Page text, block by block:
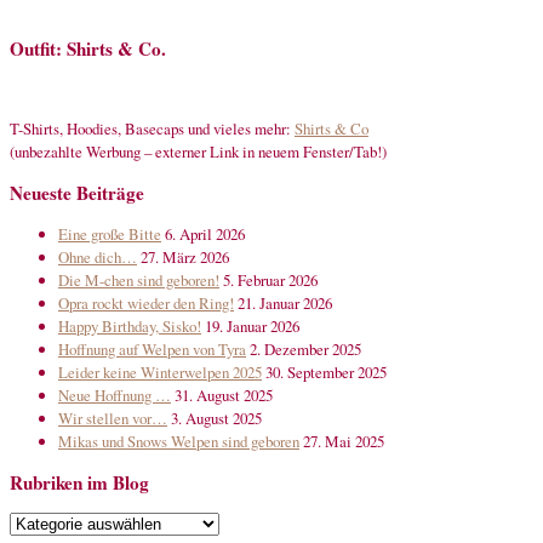
Outfit: Shirts & Co.
T-Shirts, Hoodies, Basecaps und vieles mehr: Shirts & Co
(unbezahlte Werbung – externer Link in neuem Fenster/Tab!)
Neueste Beiträge
Eine große Bitte 6. April 2026
Ohne dich… 27. März 2026
Die M-chen sind geboren! 5. Februar 2026
Opra rockt wieder den Ring! 21. Januar 2026
Happy Birthday, Sisko! 19. Januar 2026
Hoffnung auf Welpen von Tyra2. Dezember 2025
Leider keine Winterwelpen 202530. September 2025
Neue Hoffnung … 31. August 2025
Wir stellen vor… 3. August 2025
Mikas und Snows Welpen sind geboren27. Mai 2025
Rubriken im Blog
Rubriken